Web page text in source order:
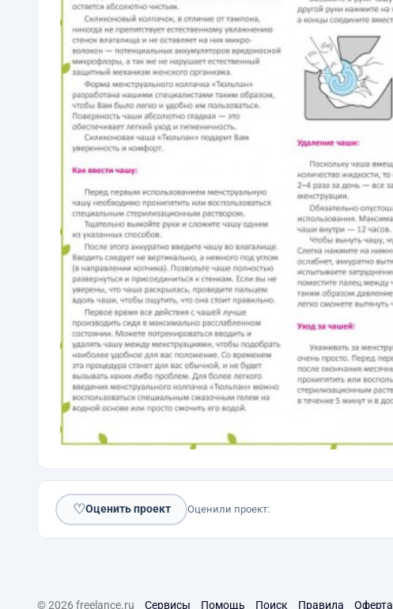
♡Оценить проект Оценили проект:
© 2026 freelance.ru Сервисы Помощь Поиск Правила Оферта